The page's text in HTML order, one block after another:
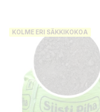
KOLME ERI SÄKKIKOKOA